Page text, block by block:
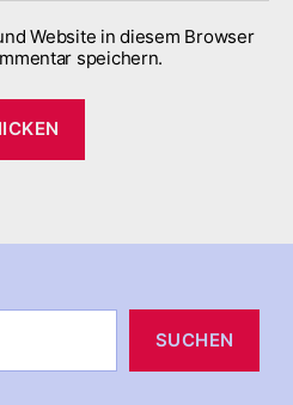
Website in diesem Browser
speichern.
SUCHEN